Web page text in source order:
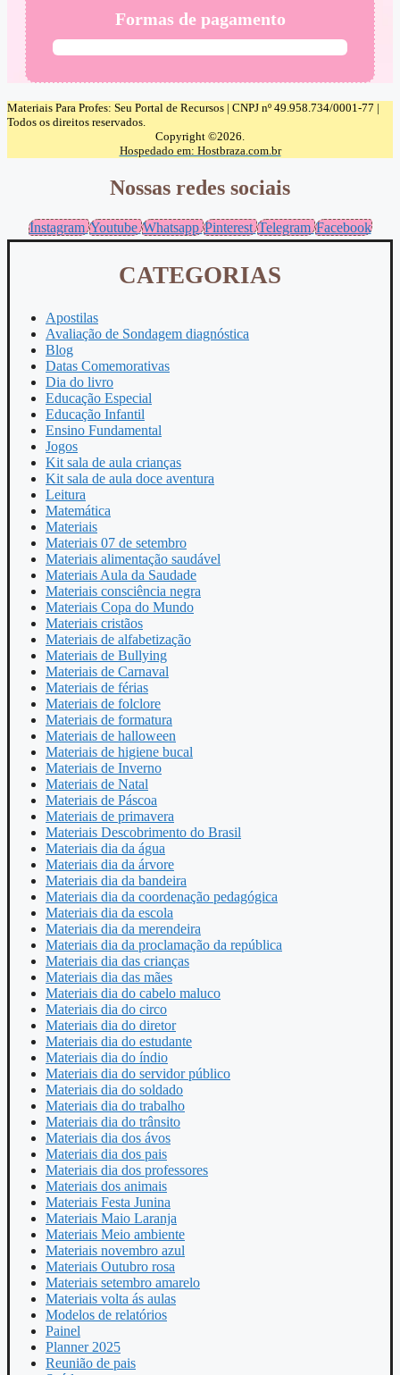
Formas de pagamento
Materiais Para Profes: Seu Portal de Recursos | CNPJ nº 49.958.734/0001-77 |
Todos os direitos reservados.
Copyright ©2026.
Hospedado em: Hostbraza.com.br
Nossas redes sociais
Instagram Youtube Whatsapp Pinterest Telegram Facebook
CATEGORIAS
Apostilas
Avaliação de Sondagem diagnóstica
Blog
Datas Comemorativas
Dia do livro
Educação Especial
Educação Infantil
Ensino Fundamental
Jogos
Kit sala de aula crianças
Kit sala de aula doce aventura
Leitura
Matemática
Materiais
Materiais 07 de setembro
Materiais alimentação saudável
Materiais Aula da Saudade
Materiais consciência negra
Materiais Copa do Mundo
Materiais cristãos
Materiais de alfabetização
Materiais de Bullying
Materiais de Carnaval
Materiais de férias
Materiais de folclore
Materiais de formatura
Materiais de halloween
Materiais de higiene bucal
Materiais de Inverno
Materiais de Natal
Materiais de Páscoa
Materiais de primavera
Materiais Descobrimento do Brasil
Materiais dia da água
Materiais dia da árvore
Materiais dia da bandeira
Materiais dia da coordenação pedagógica
Materiais dia da escola
Materiais dia da merendeira
Materiais dia da proclamação da república
Materiais dia das crianças
Materiais dia das mães
Materiais dia do cabelo maluco
Materiais dia do circo
Materiais dia do diretor
Materiais dia do estudante
Materiais dia do índio
Materiais dia do servidor público
Materiais dia do soldado
Materiais dia do trabalho
Materiais dia do trânsito
Materiais dia dos ávos
Materiais dia dos pais
Materiais dia dos professores
Materiais dos animais
Materiais Festa Junina
Materiais Maio Laranja
Materiais Meio ambiente
Materiais novembro azul
Materiais Outubro rosa
Materiais setembro amarelo
Materiais volta ás aulas
Modelos de relatórios
Painel
Planner 2025
Reunião de pais